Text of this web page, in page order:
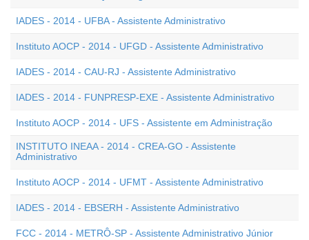
IADES - 2014 - UFBA - Assistente Administrativo
Instituto AOCP - 2014 - UFGD - Assistente Administrativo
IADES - 2014 - CAU-RJ - Assistente Administrativo
IADES - 2014 - FUNPRESP-EXE - Assistente Administrativo
Instituto AOCP - 2014 - UFS - Assistente em Administração
INSTITUTO INEAA - 2014 - CREA-GO - Assistente
Administrativo
Instituto AOCP - 2014 - UFMT - Assistente Administrativo
IADES - 2014 - EBSERH - Assistente Administrativo
FCC - 2014 - METRÔ-SP - Assistente Administrativo Júnior